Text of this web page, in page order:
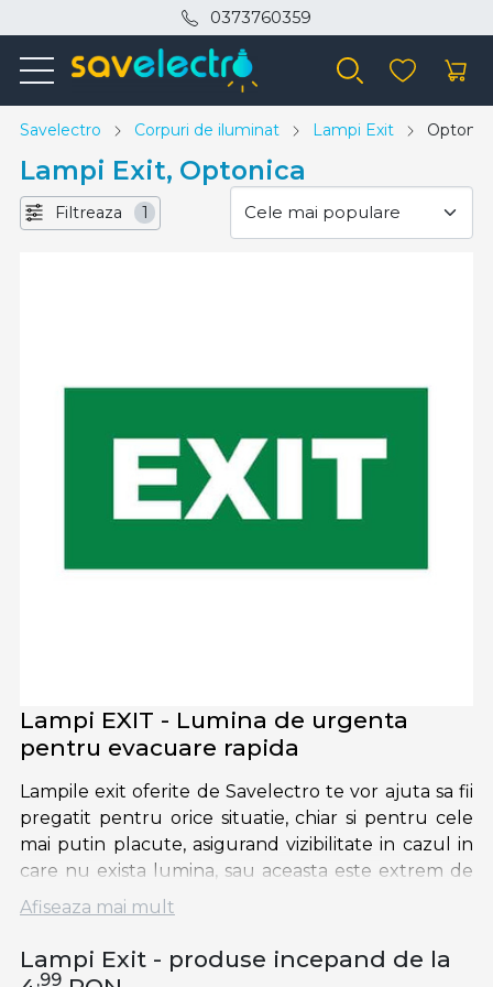
0373760359
Savelectro Corpuri de iluminat Lampi Exit
Lampi Exit, Optonica
Filtreaza 1
Lampi EXIT - Lumina de urgenta
pentru evacuare rapida
Lampile exit oferite de Savelectro te vor ajuta sa fii
pregatit pentru orice situatie, chiar si pentru cele
mai putin placute, asigurand vizibilitate in cazul in
care nu exista lumina, sau aceasta este extrem de
redusa.
functioneaza deloc, lampile exit total green au
Afiseaza mai mult
Lampi Exit - produse incepand de la
,99